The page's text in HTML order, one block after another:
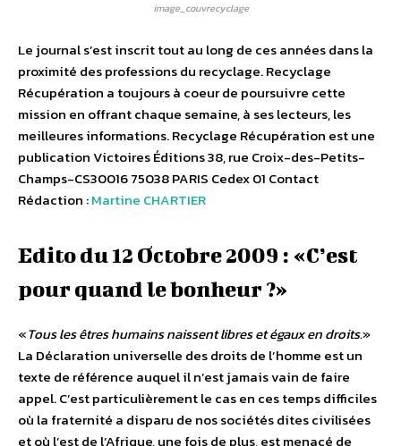
image_couvrecyclage
Le journal s’est inscrit tout au long de ces années dans la
proximité des professions du recyclage. Recyclage
Récupération a toujours à coeur de poursuivre cette
mission en offrant chaque semaine, à ses lecteurs, les
meilleures informations. Recyclage Récupération est une
publication Victoires Éditions 38, rue Croix-des-Petits-
Champs-CS30016 75038 PARIS Cedex 01 Contact
Rédaction :Martine CHARTIER
Edito du 12 Octobre 2009 : «C’est
pour quand le bonheur ?»
«Tous les êtres humains naissent libres et égaux en droits.»
La Déclaration universelle des droits de l’homme est un
texte de référence auquel il n’est jamais vain de faire
appel. C’est particulièrement le cas en ces temps difficiles
où la fraternité a disparu de nos sociétés dites civilisées
et où l’est de l’Afrique, une fois de plus, est menacé de